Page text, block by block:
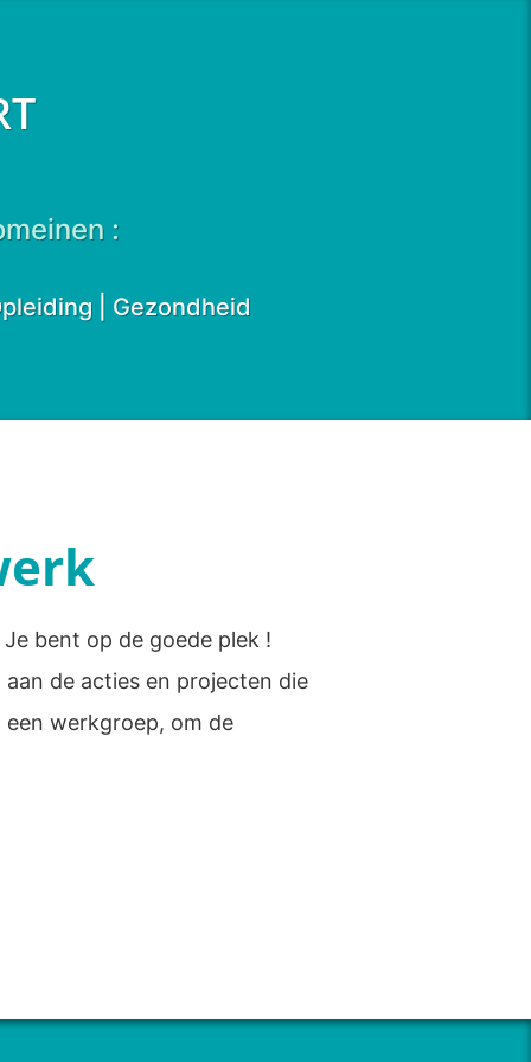
:
| Gezondheid
bent op de goede plek !
de acties en projecten die
werkgroep, om de